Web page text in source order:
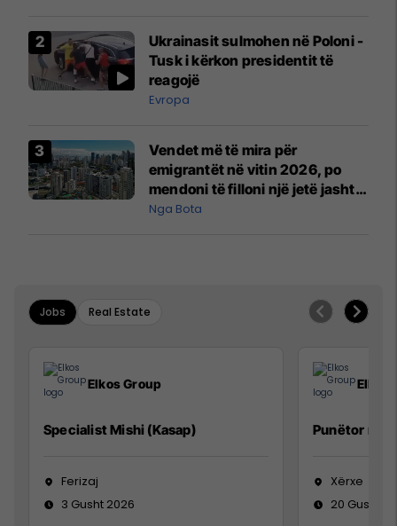
Mançesterit
Ukrainasit sulmohen në Poloni -
Tusk i kërkon presidentit të
reagojë
Evropa
Vendet më të mira për
emigrantët në vitin 2026, po
mendoni të filloni një jetë jashtë
vendit?
Nga Bota
Jobs Real Estate
Elkos Group
Specialist Mishi (Kasap)
Ferizaj
3 Gusht 2026
Elkos
Punëtor në
Xërxe
20 Gusht